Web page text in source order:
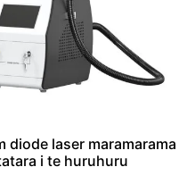
diode laser maramarama
i te huruhuru